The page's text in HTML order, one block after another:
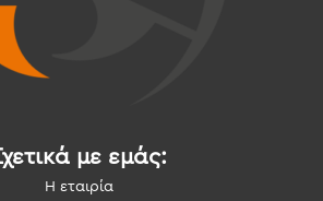
με εμάς:
Η εταιρία